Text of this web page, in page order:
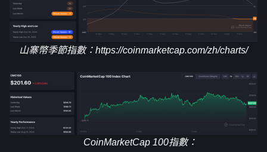
山寨幣季節指數： https://coinmarketcap.com/zh/charts/
CoinMarketCap 100指數：